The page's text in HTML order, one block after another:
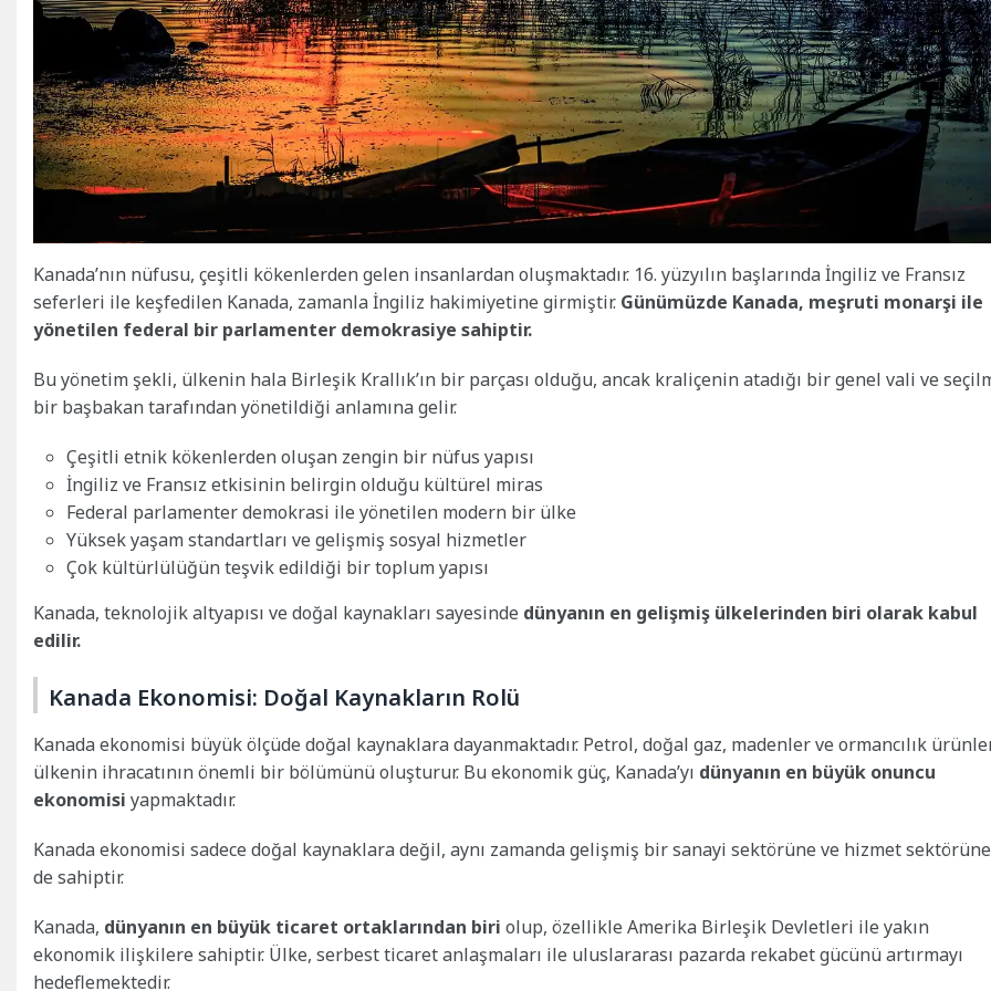
Kanada’nın nüfusu, çeşitli kökenlerden gelen insanlardan oluşmaktadır. 16. yüzyılın başlarında İngiliz ve Fransız
seferleri ile keşfedilen Kanada, zamanla İngiliz hakimiyetine girmiştir. Günümüzde Kanada, meşruti monarşi ile
yönetilen federal bir parlamenter demokrasiye sahiptir.
Bu yönetim şekli, ülkenin hala Birleşik Krallık’ın bir parçası olduğu, ancak kraliçenin atadığı bir genel vali ve
bir başbakan tarafından yönetildiği anlamına gelir.
Çeşitli etnik kökenlerden oluşan zengin bir nüfus yapısı
İngiliz ve Fransız etkisinin belirgin olduğu kültürel miras
Federal parlamenter demokrasi ile yönetilen modern bir ülke
Yüksek yaşam standartları ve gelişmiş sosyal hizmetler
Çok kültürlülüğün teşvik edildiği bir toplum yapısı
Kanada, teknolojik altyapısı ve doğal kaynakları sayesinde dünyanın en gelişmiş ülkelerinden biri olarak kabul
edilir.
Kanada Ekonomisi: Doğal Kaynakların Rolü
Kanada ekonomisi büyük ölçüde doğal kaynaklara dayanmaktadır. Petrol, doğal gaz, madenler ve ormancılık
ülkenin ihracatının önemli bir bölümünü oluşturur. Bu ekonomik güç, Kanada’yı dünyanın en büyük onuncu
ekonomisi yapmaktadır.
Kanada ekonomisi sadece doğal kaynaklara değil, aynı zamanda gelişmiş bir sanayi sektörüne ve hizmet sektörüne
de sahiptir.
Kanada, dünyanın en büyük ticaret ortaklarından biri olup, özellikle Amerika Birleşik Devletleri ile yakın
ekonomik ilişkilere sahiptir. Ülke, serbest ticaret anlaşmaları ile uluslararası pazarda rekabet gücünü artırmayı
hedeflemektedir.